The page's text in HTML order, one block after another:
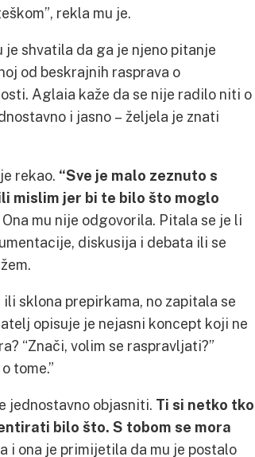
rekla mu je.
je shvatila da ga je njeno pitanje
od beskrajnih rasprava o
Aglaia kaže da se nije radilo niti o
i jasno – željela je znati
rekao. “Sve je malo zeznuto s
mislim jer bi te bilo što moglo
mu nije odgovorila. Pitala se je li
diskusija i debata ili se
sklona prepirkama, no zapitala se
opisuje je nejasni koncept koji ne
“Znači, volim se raspravljati?”
tome.”
jednostavno objasniti. Ti si netko tko
bilo što. S tobom se mora
i ona je primijetila da mu je postalo